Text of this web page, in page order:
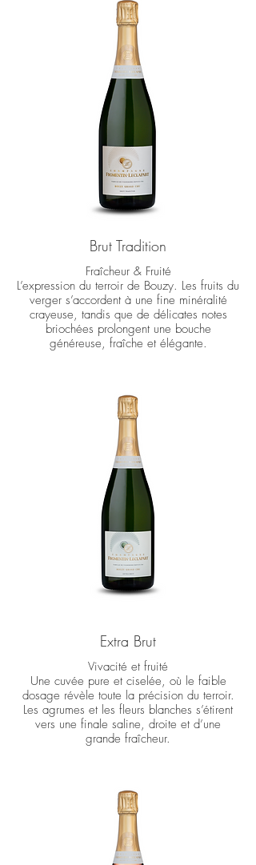
Brut Tradition
Fraîcheur & Fruité
L’expression du terroir de Bouzy. Les fruits du
verger s’accordent à une fine minéralité
crayeuse, tandis que de délicates notes
briochées prolongent une bouche
généreuse, fraîche et élégante.
Extra Brut
Vivacité et fruité
Une cuvée pure et ciselée, où le faible
dosage révèle toute la précision du terroir.
Les agrumes et les fleurs blanches s’étirent
vers une finale saline, droite et d’une
grande fraîcheur.